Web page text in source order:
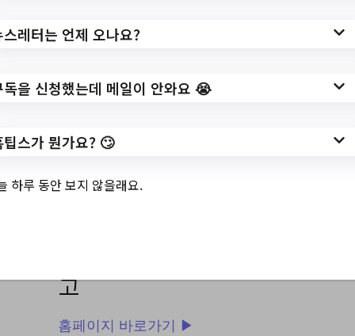
👍기타 주간 소식
고
홈페이지 바로가기 ▶
스레터는 언제 오나요?
독을 신청했는데 메일이 안와요 😭
팁스가 뭔가요? 🙄
하루 동안 보지 않을래요.